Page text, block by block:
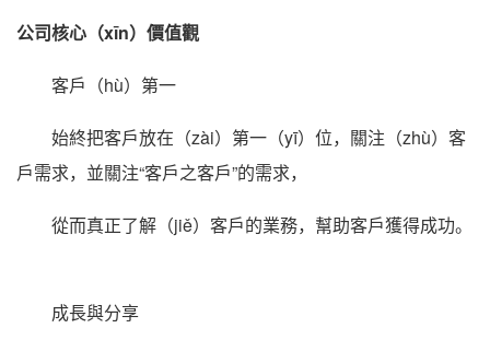
公司核心（xīn）價值觀
客戶（hù）第一
始終把客戶放在（zài）第一（yī）位，關注（zhù）客
戶需求，並關注“客戶之客戶”的需求，
從而真正了解（jiě）客戶的業務，幫助客戶獲得成功。
成長與分享